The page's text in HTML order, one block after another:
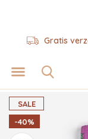
Gratis
SALE
-40%